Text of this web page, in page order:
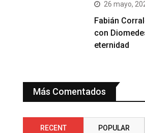
26 mayo,
Fabián
con
eternidad
Más Comentados
RECENT POPULAR